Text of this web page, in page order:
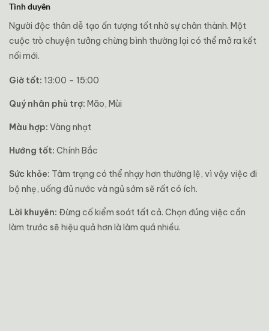
Tình duyên
Người độc thân dễ tạo ấn tượng tốt nhờ sự chân thành. Một
cuộc trò chuyện tưởng chừng bình thường lại có thể mở ra kết
nối mới.
Giờ tốt: 13:00 – 15:00
Quý nhân phù trợ: Mão, Mùi
Màu hợp: Vàng nhạt
Hướng tốt: Chính Bắc
Sức khỏe: Tâm trạng có thể nhạy hơn thường lệ, vì vậy việc đi
bộ nhẹ, uống đủ nước và ngủ sớm sẽ rất có ích.
Lời khuyên: Đừng cố kiểm soát tất cả. Chọn đúng việc cần
làm trước sẽ hiệu quả hơn là làm quá nhiều.